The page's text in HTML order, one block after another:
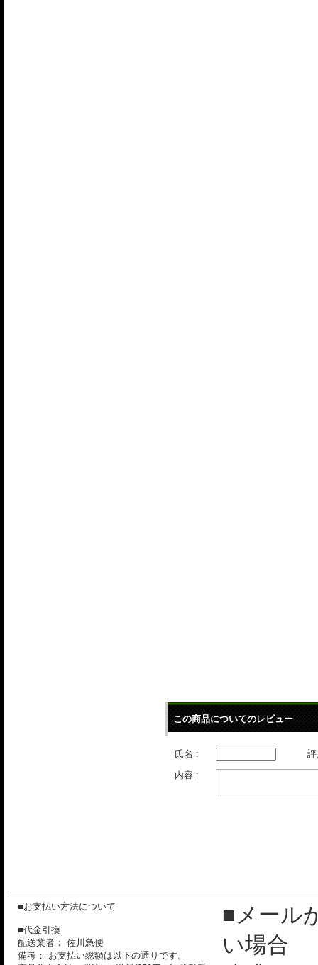
この商品についてのレビュー
氏名 :
内容 :
■お支払い方法について
■代金引換
配送業者： 佐川急便
備考： お支払い総額は以下の通りです。
■メール
い場合